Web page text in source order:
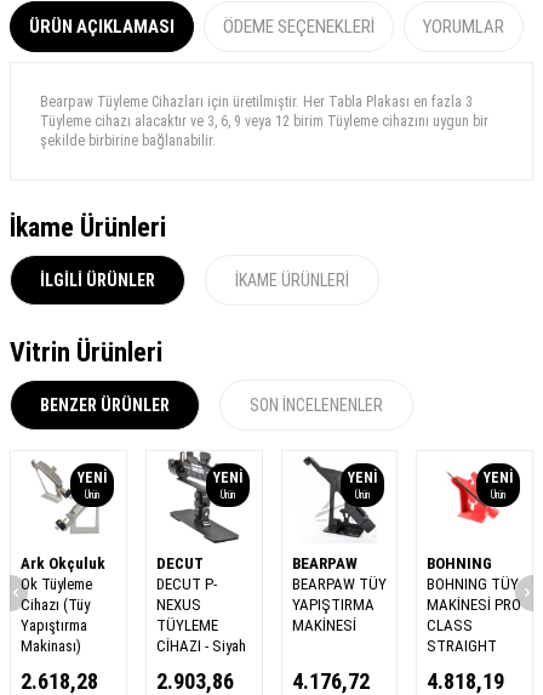
ÜRÜN AÇIKLAMASI ÖDEME SEÇENEKLERI YORUMLAR
Bearpaw Tüyleme Cihazları için üretilmiştir. Her Tabla Plakası en fazla 3
Tüyleme cihazı alacaktır ve 3, 6, 9 veya 12 birim Tüyleme cihazını uygun bir
şekilde birbirine bağlanabilir.
İkame Ürünleri
İLGILI ÜRÜNLER İKAME ÜRÜNLERI
Vitrin Ürünleri
BENZER ÜRÜNLER SON İNCELENENLER
YENI
Ürün
Ark Okçuluk
Ok Tüyleme
Cihazı (Tüy
Yapıştırma
Makinası)
2.618,28
YENI
Ürün
DECUT
DECUT P-
NEXUS
TÜYLEME
CİHAZI - Siyah
2.903,86
YENI
Ürün
BEARPAW
BEARPAW TÜY
YAPIŞTIRMA
MAKİNESİ
4.176,72
YENI
Ürün
BOHNING
BOHNING TÜY
MAKİNESİ PRO
CLASS
STRAIGHT
4.818,19